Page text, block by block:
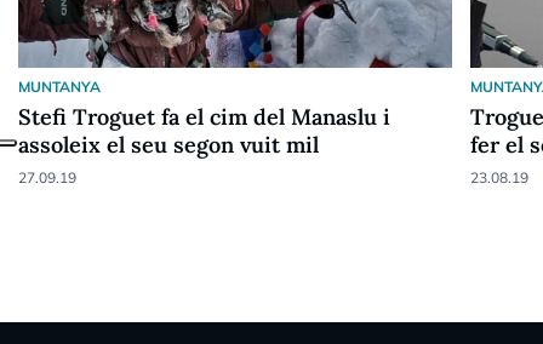
MUNTANYA
Stefi Troguet fa el cim del Manaslu i
assoleix el seu segon vuit mil
27.09.19
fer el
23.08.19